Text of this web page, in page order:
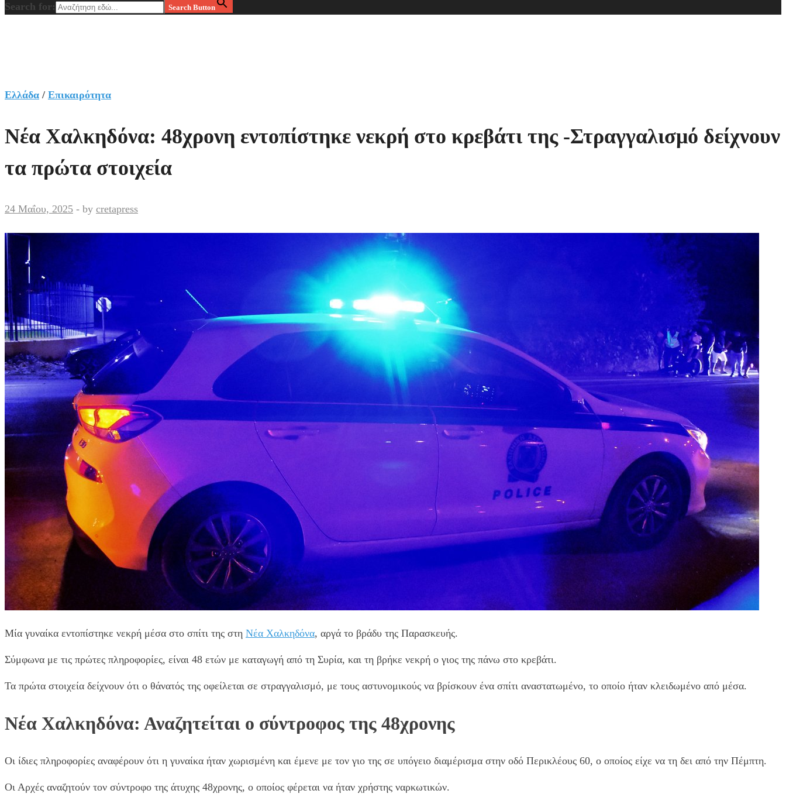
Search for: Search Button
Ελλάδα / Επικαιρότητα
Νέα Χαλκηδόνα: 48χρονη εντοπίστηκε νεκρή στο κρεβάτι της -Στραγγαλισμό δείχνουν
τα πρώτα στοιχεία
24 Μαΐου, 2025 - by cretapress
Μία γυναίκα εντοπίστηκε νεκρή μέσα στο σπίτι της στη Νέα Χαλκηδόνα, αργά το βράδυ της Παρασκευής.
Σύμφωνα με τις πρώτες πληροφορίες, είναι 48 ετών με καταγωγή από τη Συρία, και τη βρήκε νεκρή ο γιος της πάνω στο κρεβάτι.
Τα πρώτα στοιχεία δείχνουν ότι ο θάνατός της οφείλεται σε στραγγαλισμό, με τους αστυνομικούς να βρίσκουν ένα σπίτι αναστατωμένο, το οποίο ήταν κλειδωμένο από μέσα.
Νέα Χαλκηδόνα: Αναζητείται ο σύντροφος της 48χρονης
Οι ίδιες πληροφορίες αναφέρουν ότι η γυναίκα ήταν χωρισμένη και έμενε με τον γιο της σε υπόγειο διαμέρισμα στην οδό Περικλέους 60, ο οποίος είχε να τη δει από την Πέμπτη.
Οι Αρχές αναζητούν τον σύντροφο της άτυχης 48χρονης, ο οποίος φέρεται να ήταν χρήστης ναρκωτικών.